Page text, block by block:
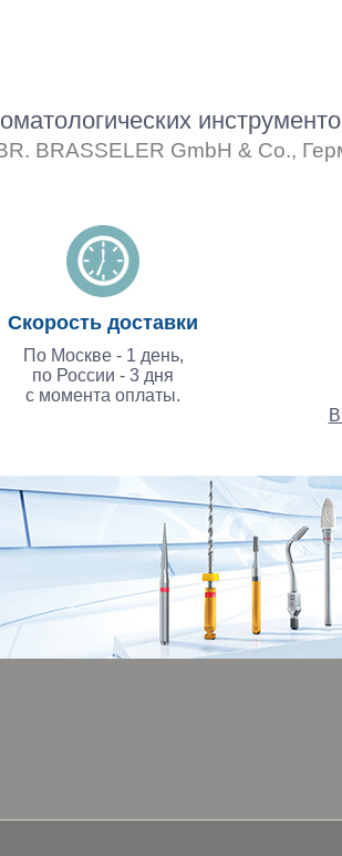
BRASSELER GmbH & Co.,
Скорость доставки
По Москве - 1 день,
по России - 3 дня
с момента оплаты.